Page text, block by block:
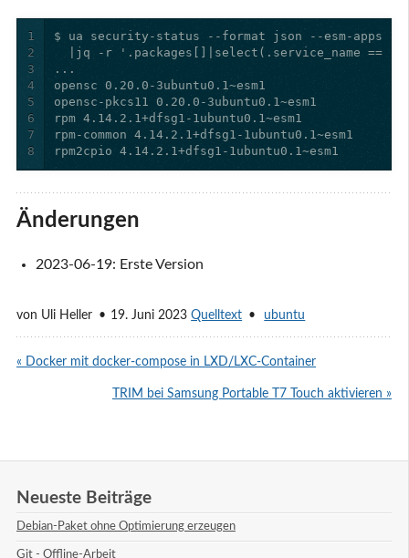
1
2
3
4
5
6
7
8
rpm2cpio 4.14.2.1+dfsg1-1ubuntu0.1~esm1
Änderungen
2023-06-19: Erste Version
von Uli Heller 19. Juni 2023 Quelltext ubuntu
« Docker mit docker-compose in LXD/LXC-Container
TRIM bei Samsung Portable T7 Touch aktivieren »
Neueste Beiträge
Debian-Paket ohne Optimierung erzeugen
Git - Offline-Arbeit